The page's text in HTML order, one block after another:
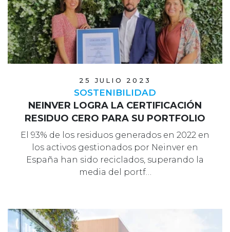
25 JULIO 2023
SOSTENIBILIDAD
NEINVER LOGRA LA CERTIFICACIÓN
RESIDUO CERO PARA SU PORTFOLIO
El 93% de los residuos generados en 2022 en
los activos gestionados por Neinver en
España han sido reciclados, superando la
media del portf…